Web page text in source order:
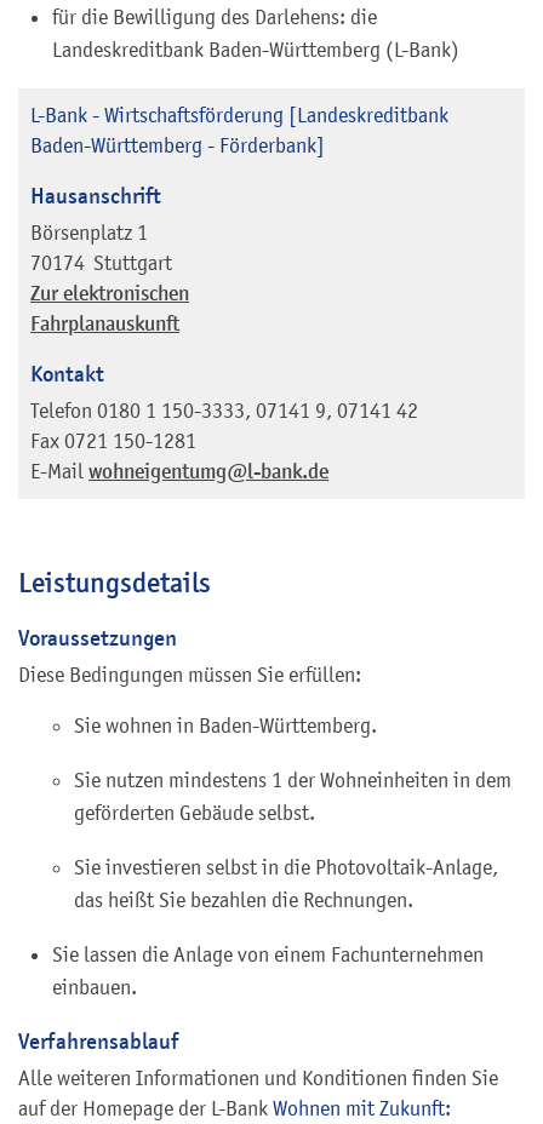
für die Bewilligung des Darlehens: die
Landeskreditbank Baden-Württemberg (L-Bank)
L-Bank - Wirtschaftsförderung [Landeskreditbank
Baden-Württemberg - Förderbank]
Hausanschrift
Börsenplatz 1
70174 Stuttgart
Zur elektronischen
Fahrplanauskunft
Kontakt
Telefon 0180 1 150-3333, 07141 9, 07141 42
Fax 0721 150-1281
E-Mail wohneigentumg@l-bank.de
Leistungsdetails
Voraussetzungen
Diese Bedingungen müssen Sie erfüllen:
Sie wohnen in Baden-Württemberg.
Sie nutzen mindestens 1 der Wohneinheiten in dem
geförderten Gebäude selbst.
Sie investieren selbst in die Photovoltaik-Anlage,
das heißt Sie bezahlen die Rechnungen.
Sie lassen die Anlage von einem Fachunternehmen
einbauen.
Verfahrensablauf
Alle weiteren Informationen und Konditionen finden Sie
auf der Homepage der L-Bank Wohnen mit Zukunft: